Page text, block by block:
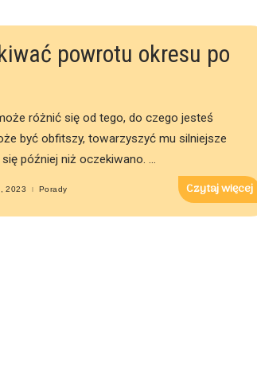
powrotu okresu po
różnić się od tego, do czego jesteś
być obfitszy, towarzyszyć mu silniejsze
później niż oczekiwano. ...
2023 Porady Czytaj więcej